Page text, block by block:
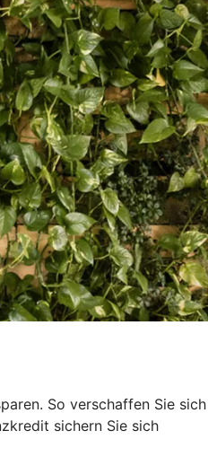
So verschaffen Sie sich
sichern Sie sich